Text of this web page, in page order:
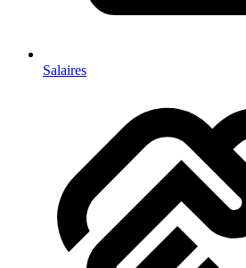
Salaires